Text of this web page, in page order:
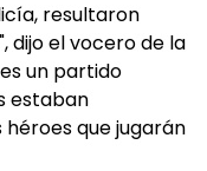
resultaron
dijo el vocero de la
un partido
estaban
que jugarán